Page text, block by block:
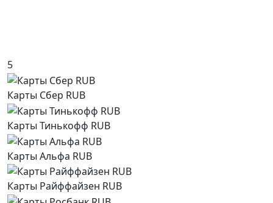
5
Карты Сбер RUB
Карты Тинькофф RUB
Карты Альфа RUB
Карты Райффайзен RUB